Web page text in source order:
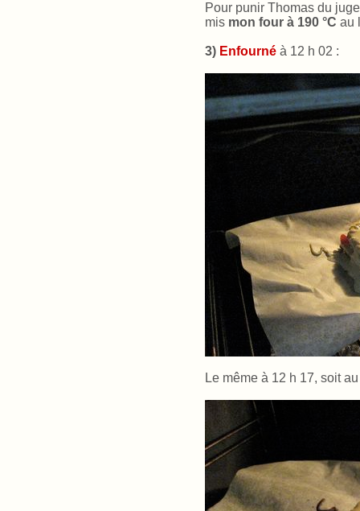
Pour punir Thomas du
mis mon four à 190 °C au
3) Enfourné à 12 h 02 :
Le même à 12 h 17, soit